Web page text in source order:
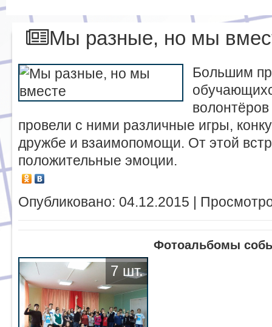
Мы разные, но мы
Большим
провели с ними различные игры,
дружбе и взаимопомощи. От этой
положительные эмоции.
Опубликовано: 04.12.2015 |
Фотоальбомы
7 шт.